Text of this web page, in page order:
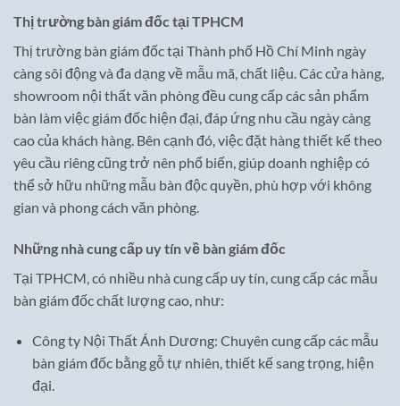
Thị trường bàn giám đốc tại TPHCM
Thị trường bàn giám đốc tại Thành phố Hồ Chí Minh ngày
càng sôi động và đa dạng về mẫu mã, chất liệu. Các cửa hàng,
showroom nội thất văn phòng đều cung cấp các sản phẩm
bàn làm việc giám đốc hiện đại, đáp ứng nhu cầu ngày càng
cao của khách hàng. Bên cạnh đó, việc đặt hàng thiết kế theo
yêu cầu riêng cũng trở nên phổ biến, giúp doanh nghiệp có
thể sở hữu những mẫu bàn độc quyền, phù hợp với không
gian và phong cách văn phòng.
Những nhà cung cấp uy tín về bàn giám đốc
Tại TPHCM, có nhiều nhà cung cấp uy tín, cung cấp các mẫu
bàn giám đốc chất lượng cao, như:
Công ty Nội Thất Ánh Dương: Chuyên cung cấp các mẫu
bàn giám đốc bằng gỗ tự nhiên, thiết kế sang trọng, hiện
đại.